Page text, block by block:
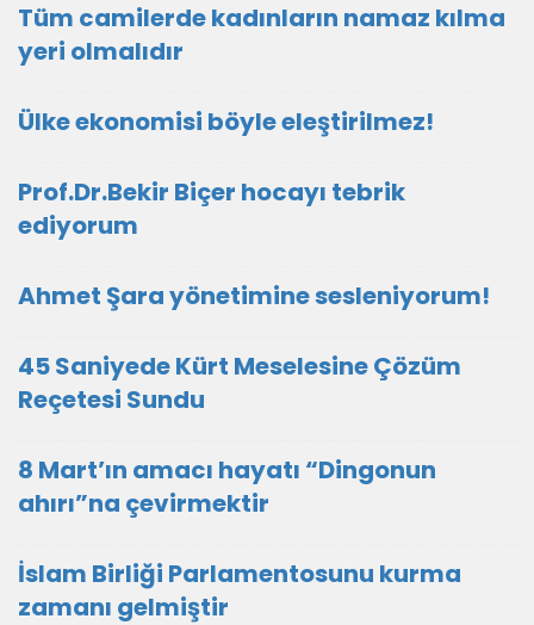
Tüm camilerde kadınların namaz kılma
yeri olmalıdır
Ülke ekonomisi böyle eleştirilmez!
Prof.Dr.Bekir Biçer hocayı tebrik
ediyorum
Ahmet Şara yönetimine sesleniyorum!
45 Saniyede Kürt Meselesine Çözüm
Reçetesi Sundu
8 Mart’ın amacı hayatı “Dingonun
ahırı”na çevirmektir
İslam Birliği Parlamentosunu kurma
zamanı gelmiştir